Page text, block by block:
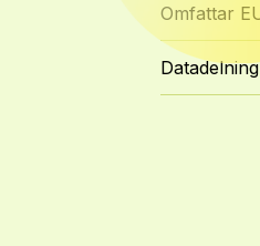
Omfattar